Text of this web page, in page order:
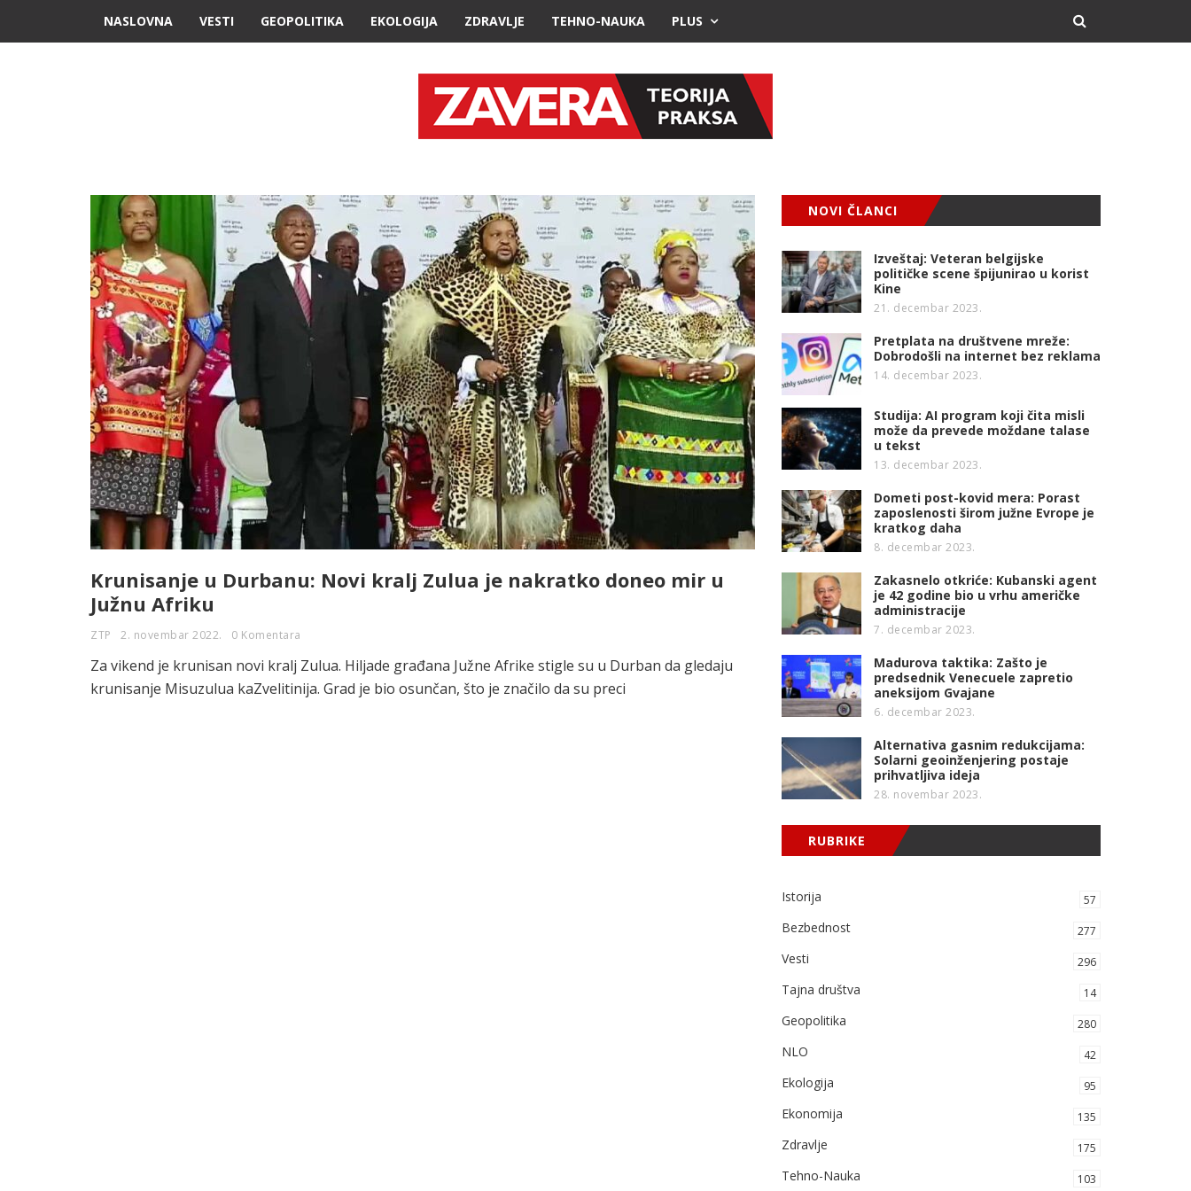
NASLOVNA VESTI GEOPOLITIKA EKOLOGIJA ZDRAVLJE TEHNO-NAUKA PLUS
Krunisanje u Durbanu: Novi kralj Zulua je nakratko doneo mir u
Južnu Afriku
ZTP 2. novembar 2022. 0 Komentara
Za vikend je krunisan novi kralj Zulua. Hiljade građana Južne Afrike stigle su u Durban da gledaju
krunisanje Misuzulua kaZvelitinija. Grad je bio osunčan, što je značilo da su preci
NOVI ČLANCI
Izveštaj: Veteran belgijske
političke scene špijunirao u korist
Kine
21. decembar 2023.
Pretplata na društvene mreže:
Dobrodošli na internet bez reklama
14. decembar 2023.
Studija: AI program koji čita misli
može da prevede moždane talase
u tekst
13. decembar 2023.
Dometi post-kovid mera: Porast
zaposlenosti širom južne Evrope je
kratkog daha
8. decembar 2023.
Zakasnelo otkriće: Kubanski agent
je 42 godine bio u vrhu američke
administracije
7. decembar 2023.
Madurova taktika: Zašto je
predsednik Venecuele zapretio
aneksijom Gvajane
6. decembar 2023.
Alternativa gasnim redukcijama:
Solarni geoinženjering postaje
prihvatljiva ideja
28. novembar 2023.
RUBRIKE
Istorija 57
Bezbednost 277
Vesti 296
Tajna društva 14
Geopolitika 280
NLO 42
Ekologija 95
Ekonomija 135
Zdravlje 175
Tehno-Nauka 103